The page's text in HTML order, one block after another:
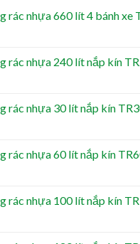
rác nhựa 660 lít 4 bánh xe
rác nhựa 240 lít nắp kín
rác nhựa 30 lít nắp kín
rác nhựa 60 lít nắp kín
rác nhựa 100 lít nắp kín